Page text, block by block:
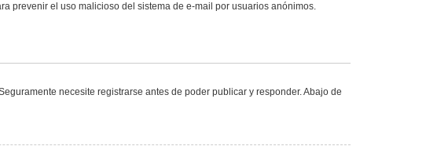
prevenir el uso malicioso del sistema de e-mail por usuarios anónimos.
necesite registrarse antes de poder publicar y responder. Abajo de